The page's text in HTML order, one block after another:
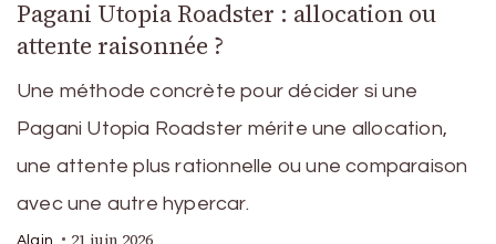
Pagani Utopia Roadster : allocation ou
attente raisonnée ?
Une méthode concrète pour décider si une
Pagani Utopia Roadster mérite une allocation,
une attente plus rationnelle ou une comparaison
avec une autre hypercar.
Alain